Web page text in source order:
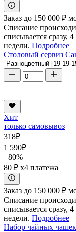
Заказ до 150 000 ₽
Списание
списывается сразу,
недели. Подробнее
Столовый сервиз
Хит
только самовывоз
318₽
1 590₽
−80%
80 ₽ x4 платежа
Заказ до 150 000 ₽
Списание
списывается сразу,
недели. Подробнее
Набор чайных